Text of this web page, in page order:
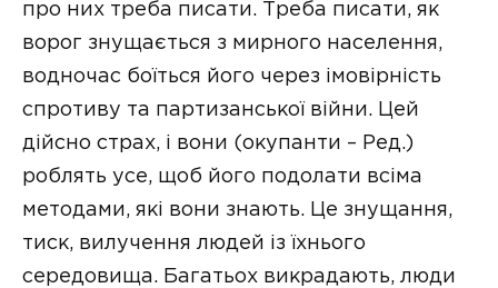
про них треба писати. Треба писати, як
ворог знущається з мирного населення,
водночас боїться його через імовірність
спротиву та партизанської війни. Цей
дійсно страх, і вони (окупанти – Ред.)
роблять усе, щоб його подолати всіма
методами, які вони знають. Це знущання,
тиск, вилучення людей із їхнього
середовища. Багатьох викрадають, люди